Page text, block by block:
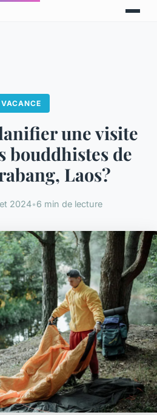
VACANCE
une visite
bouddhistes de
Laos?
2024•6 min de lecture